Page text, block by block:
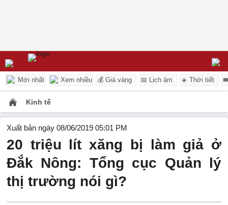
Mới nhất Xem nhiều 💰 Giá vàng 📅 Lịch âm ☀️ Thời tiết
Kinh tế
Xuất bản ngày 08/06/2019 05:01 PM
20 triệu lít xăng bị làm giả ở
Đắk Nông: Tổng cục Quản lý
thị trường nói gì?